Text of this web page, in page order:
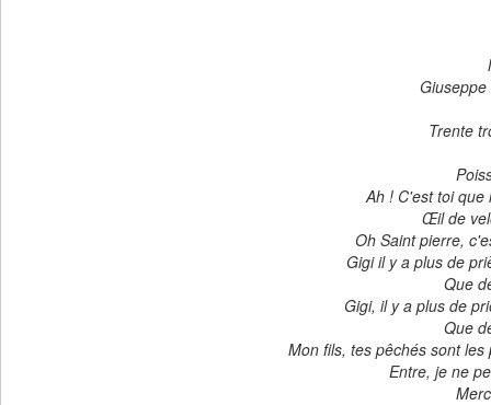
Trente
Ah ! C'est toi que
Œil de
Oh Saint pierre,
Gigi il y a plus de
Que
Gigi, il y a plus de
Que
Mon fils, tes pêchés sont
Entre, je ne